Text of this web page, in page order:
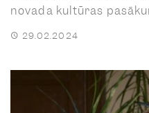
novada kultūras
29.02.2024